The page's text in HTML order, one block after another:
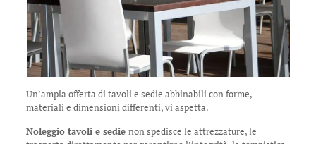
Un’ampia offerta di tavoli e sedie abbinabili con forme,
materiali e dimensioni differenti, vi aspetta.
Noleggio tavoli e sedie non spedisce le attrezzature, le